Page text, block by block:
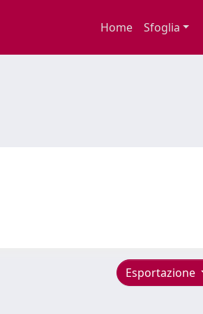
Home Sfoglia
Esportazione